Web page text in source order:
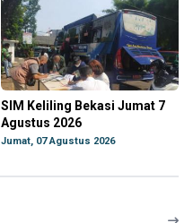
SIM Keliling Bekasi Jumat 7
Agustus 2026
Jumat, 07 Agustus 2026